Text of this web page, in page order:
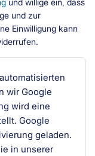
und willige ein, dass
und zur
Einwilligung kann
wir Google
wird eine
Google
geladen.
in unserer